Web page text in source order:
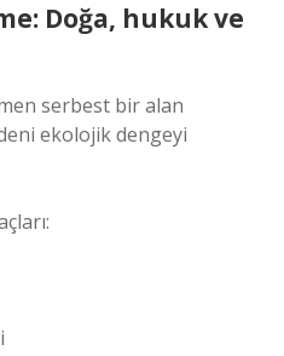
Doğa, hukuk ve
serbest bir alan
ekolojik dengeyi